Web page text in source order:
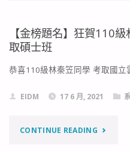
【金榜題名】狂賀110
取碩士班
恭喜110級林秦笠同學 考取國
EIDM 17 6 月, 2021
CONTINUE READING"【金